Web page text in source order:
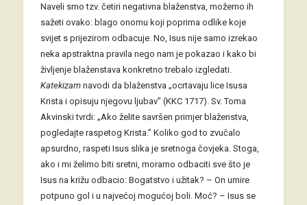
Naveli smo tzv. četiri negativna blaženstva, možemo ih
sažeti ovako: blago onomu koji poprima odlike koje
svijet s prijezirom odbacuje. No, Isus nije samo izrekao
neka apstraktna pravila nego nam je pokazao i kako bi
življenje blaženstava konkretno trebalo izgledati.
Katekizamnavodi da blaženstva „ocrtavaju lice Isusa
Krista i opisuju njegovu ljubav” (KKC 1717). Sv. Toma
Akvinski tvrdi: „Ako želite savršen primjer blaženstva,
pogledajte raspetog Krista.” Koliko god to zvučalo
apsurdno, raspeti Isus slika je sretnoga čovjeka. Stoga,
ako i mi želimo biti sretni, moramo odbaciti sve što je
Isus na križu odbacio: Bogatstvo i užitak? – On umire
potpuno gol i u najvećoj mogućoj boli. Moć? – Isus se